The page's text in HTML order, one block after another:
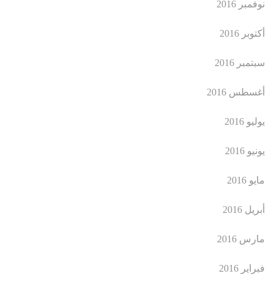
نوفمبر 2016
أكتوبر 2016
سبتمبر 2016
أغسطس 2016
يوليو 2016
يونيو 2016
مايو 2016
أبريل 2016
مارس 2016
فبراير 2016